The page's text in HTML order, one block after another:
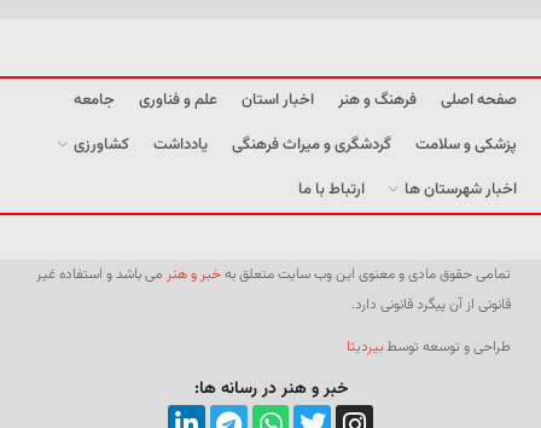
صفحه اصلی فرهنگ و هنر اخبار استان علم و فناوری
جامعه
پزشکی و سلامت
گردشگری و میراث فرهنگی یادداشت
کشاورزی
اخبار شهرستان ها
ارتباط با ما
تمامی حقوق مادی و معنوی این وب سایت متعلق بهخبر و هنر می باشد و استفاده غیر
قانونی از آن پیگرد قانونی دارد.
طراحی و توسعه توسطبیردیتا
خبر و هنر در رسانه ها: